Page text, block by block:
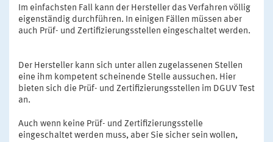
Im einfachsten Fall kann der Hersteller das Verfahren völlig
eigenständig durchführen. In einigen Fällen müssen aber
auch Prüf- und Zertifizierungsstellen eingeschaltet werden.
Der Hersteller kann sich unter allen zugelassenen Stellen
eine ihm kompetent scheinende Stelle aussuchen. Hier
bieten sich die Prüf- und Zertifizierungsstellen im DGUV Test
an.
Auch wenn keine Prüf- und Zertifizierungsstelle
eingeschaltet werden muss, aber Sie sicher sein wollen,